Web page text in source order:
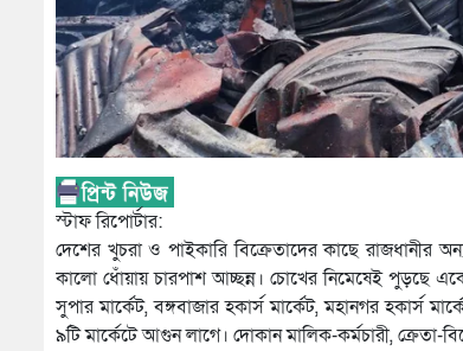
স্টাফ রিপোর্টার:
দেশের খুচরা ও পাইকারি বিক্রেতাদের কাছে রাজধানীর
কালো ধোঁয়ায় চারপাশ আচ্ছন্ন। চোখের নিমেষেই পুড়ছে
সুপার মার্কেট, বঙ্গবাজার হকার্স মার্কেট, মহানগর হকার্স
৯টি মার্কেটে আগুন লাগে। দোকান মালিক-কর্মচারী, ক্রেতা-